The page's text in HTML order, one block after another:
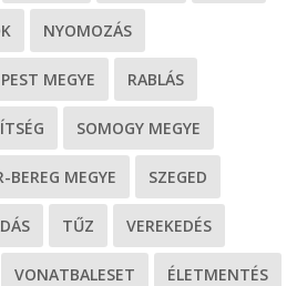
NYOMOZÁS
PEST MEGYE RABLÁS
SOMOGY MEGYE
BEREG MEGYE SZEGED
TŰZ VEREKEDÉS
VONATBALESET ÉLETMENTÉS